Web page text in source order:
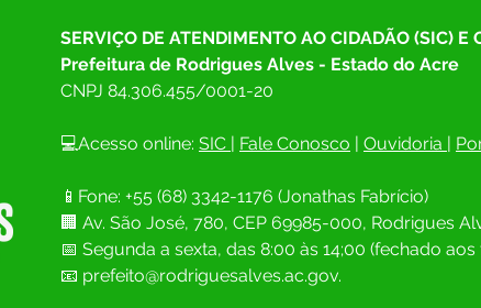
SERVIÇO DE ATENDIMENTO AO CIDADÃO (SIC) E
Prefeitura de Rodrigues Alves - Estado do Acre
CNPJ 84.306.455/0001-20
💻Acesso online: SIC | Fale Conosco | Ouvidoria |
📱Fone: +55 (68) 3342-1176 (Jonathas Fabrício)
🏢 Av. São José, 780, CEP 69985-000, Rodrigues
📅 Segunda a sexta, das 8:00 às 14;00 (fechado
📧 prefeito@rodriguesalves.ac.gov.